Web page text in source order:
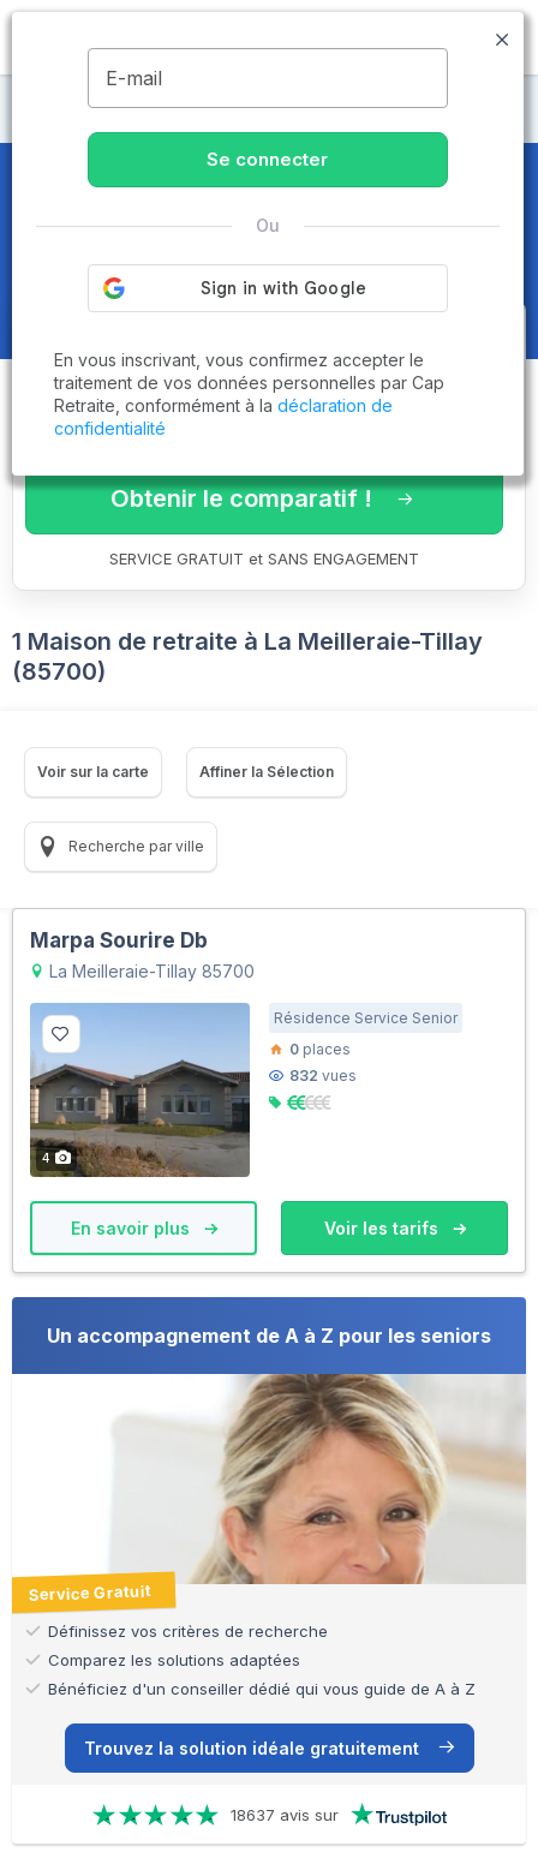
MENU
Maisons de retraite Vendée
Maisons de retraite et EHPAD
La Meilleraie-Tillay (85700)
Obtenez le
comparatif des
établissementsadaptés à vos
critères en 3 minutes !
Obtenir le comparatif !
SERVICE GRATUIT et SANS ENGAGEMENT
1 Maison de retraite à La Meilleraie-Tillay
(85700)
Voir sur la carte Affiner la Sélection
Recherche par ville
Marpa Sourire Db
La Meilleraie-Tillay 85700
4
Résidence Service Senior
0 places
832 vues
En savoir plus Voir les tarifs
Un accompagnement de A à Z pour les seniors
Service Gratuit
Définissez vos critères de recherche
Comparez les solutions adaptées
Bénéficiez d'un conseiller dédié qui vous guide de A à Z
Trouvez la solution idéale gratuitement
18637 avis sur
E-mail
Se connecter
Ou
En vous inscrivant, vous confirmez accepter le
traitement de vos données personnelles par Cap
Retraite, conformément à la déclaration de
confidentialité